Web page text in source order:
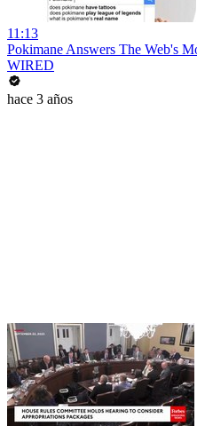
11:13
Pokimane Answers The Web's
WIRED
hace 3 años